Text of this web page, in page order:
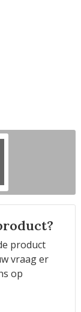
product
vraag er
op